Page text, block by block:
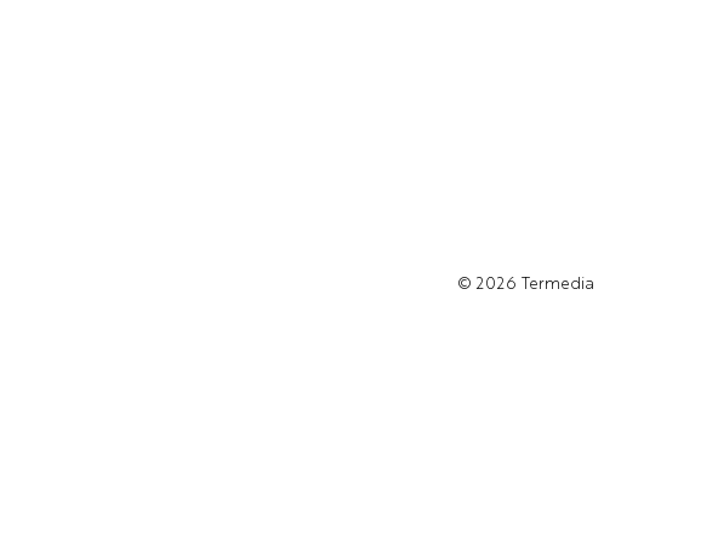
© 2026 Termedia